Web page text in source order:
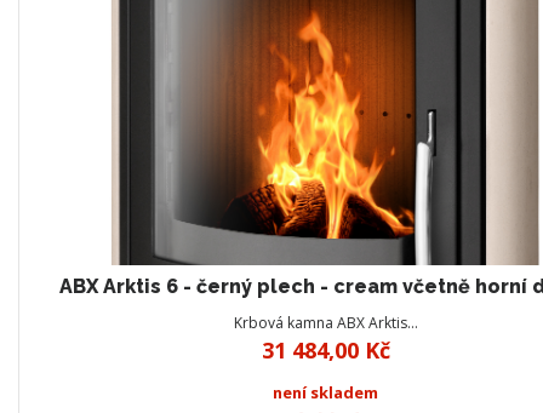
ABX Arktis 6 - černý plech - cream včetně horní
Krbová kamna ABX Arktis…
31 484,00 Kč
není skladem